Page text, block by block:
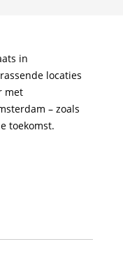
in
locaties
met
– zoals
toekomst.